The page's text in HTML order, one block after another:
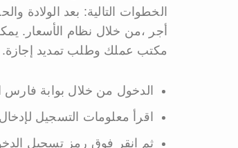
الخطوات التالية: بعد الولادة
أجر ،من خلال نظام الأسعار.
مكتب عملك وطلب تمديد
الدخول من خلال بوابة فارس
اقرأ معلومات التسجيل
ثم انقر فوق رمز تسجيل